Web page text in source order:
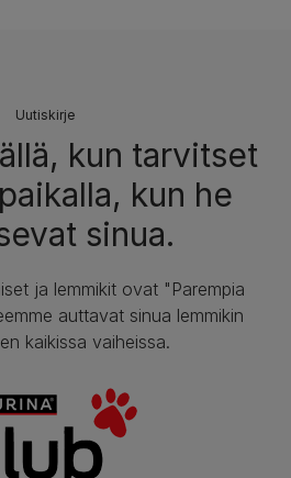
Uutiskirje
kun tarvitset
kun he
sinua.
ja lemmikit ovat "Parempia
auttavat sinua lemmikin
kaikissa vaiheissa.